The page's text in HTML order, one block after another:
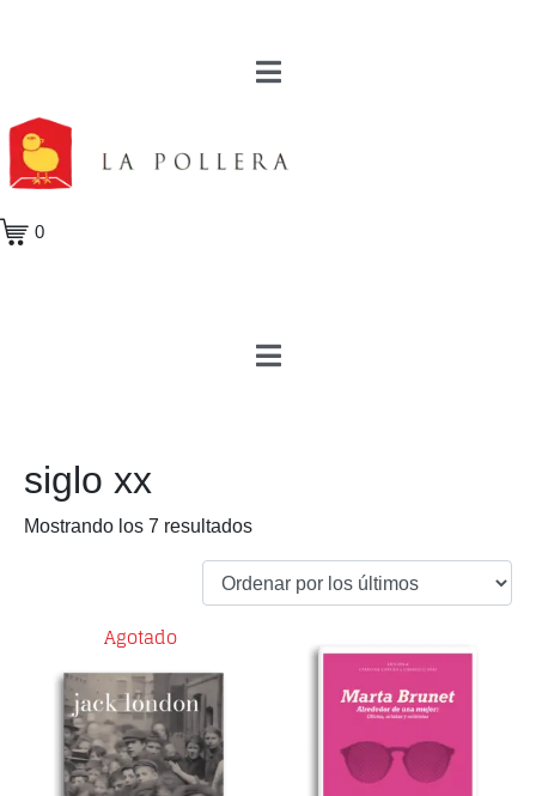
0
siglo xx
Mostrando los 7 resultados
Agotado